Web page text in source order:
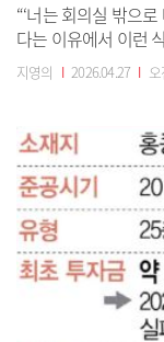
“‘너는 회의실 밖으
다는 이유에서 이런
박한다”“운용사 핵심
시켜줬다는 말들을
너 아니냐고 지목하
지영의 I 2026.04.27 I